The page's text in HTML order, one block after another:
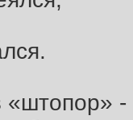
«штопор» -